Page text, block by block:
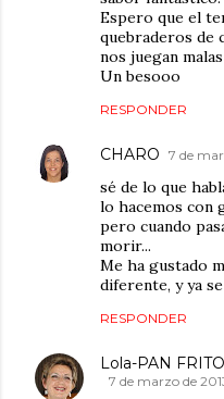
Espero que el
quebraderos de
nos juegan
Un besooo
RESPONDER
CHARO 7 de
sé de lo que
lo hacemos con
pero cuando
morir...
Me ha gustado
diferente, y ya
RESPONDER
Lola-PAN
7 de marzo de